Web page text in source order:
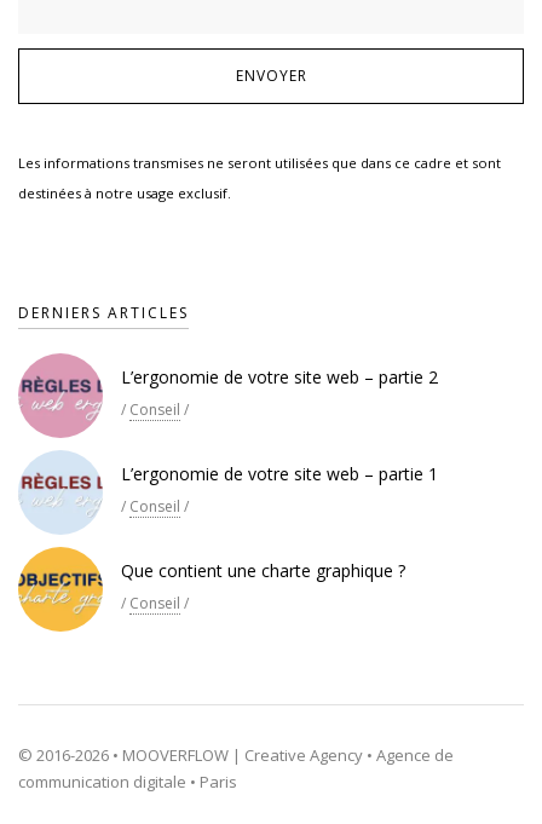
Les informations transmises ne seront utilisées que dans ce cadre et sont
destinées à notre usage exclusif.
DERNIERS ARTICLES
L’ergonomie de votre site web – partie 2
/ Conseil /
L’ergonomie de votre site web – partie 1
/ Conseil /
Que contient une charte graphique ?
/ Conseil /
© 2016-2026 • MOOVERFLOW | Creative Agency • Agence de
communication digitale • Paris